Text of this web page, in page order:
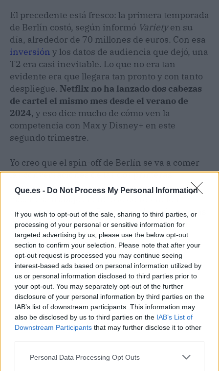
Que.es - Do Not Process My Personal Information
If you wish to opt-out of the sale, sharing to third parties, or
processing of your personal or sensitive information for
targeted advertising by us, please use the below opt-out
section to confirm your selection. Please note that after your
opt-out request is processed you may continue seeing
interest-based ads based on personal information utilized by
us or personal information disclosed to third parties prior to
your opt-out. You may separately opt-out of the further
disclosure of your personal information by third parties on the
IAB’s list of downstream participants. This information may
also be disclosed by us to third parties on the IAB’s List of
Downstream Participants that may further disclose it to other
Personal Data Processing Opt Outs
El precedente está fresco: la primera temporada
de Berlín costó, según informó Varietyen su
día, alrededor de 70 millones de euros. Con esa
inversión y los datos de audiencia que dejó, una
T2 era casi inevitable. Lo que no era tan
evidente era que llegara tan pronto y con tanto
despliegue. Netflix no ha lanzado dos cabezas
de cartel el mismo mes desde el verano de
2024, y eso dice mucho de cómo ven la
competencia con Max y Disney+ en este
segundo trimestre.
Yo creo que el spin-off de Berlín se va a comer
las conversaciones de las dos primeras
semanas de mayo, y Las cuatro estaciones va a
durante todo el mes. Pelotazo doble, si las cosas
no se tuercen. Dejémoslo en un 'ya veremos'.